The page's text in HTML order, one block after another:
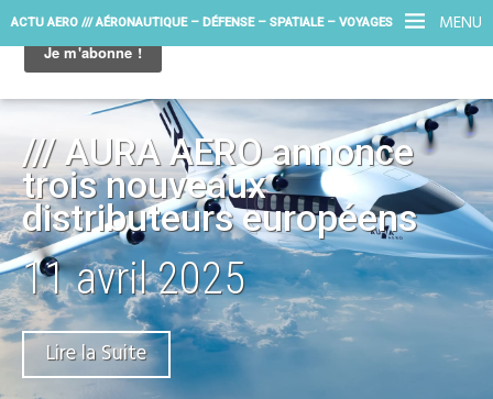
MENU
ACTU AERO /// AÉRONAUTIQUE – DÉFENSE – SPATIALE – VOYAGES
/// AURA AERO annonce
trois nouveaux
distributeurs européens
11 avril 2025
Lire la Suite